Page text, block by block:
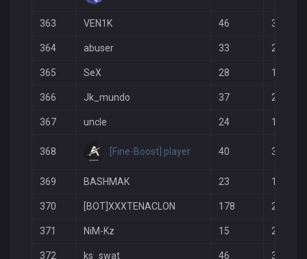
363 VEN1K 46 39
364 abuser 33 22
365 SeX 28 17
366 Jk_mundo 37 28
367 uncle 24 12
368 [Fine-Boost] player 40 35
369 BASHMAK 23 16
370 [BOT]XXXTENACLON 178 203
371 NiM-Kz 15 2
372 ks_swat 46 38